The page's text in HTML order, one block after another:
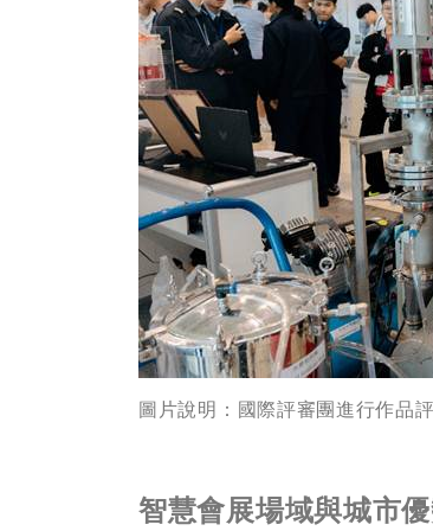
圖片說明：國際評審團進行作品
智慧會展場域與城市